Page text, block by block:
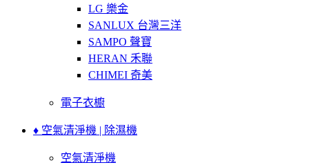
LG 樂金
SANLUX 台灣三洋
SAMPO 聲寶
HERAN 禾聯
CHIMEI 奇美
電子衣櫥
♦ 空氣清淨機 | 除濕機
空氣清淨機